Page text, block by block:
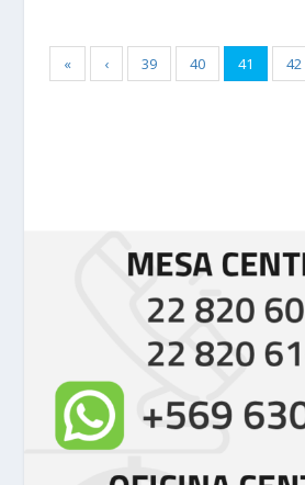
« ‹ 39 40 41 42